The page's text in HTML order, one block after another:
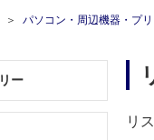
パソコン・周辺機器・プ
ー
リ